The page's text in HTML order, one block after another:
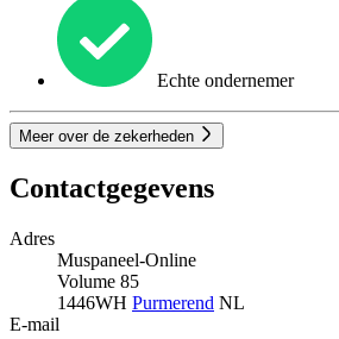
Echte ondernemer
Meer over de zekerheden
Contactgegevens
Adres
Muspaneel-Online
Volume 85
1446WH Purmerend NL
E-mail